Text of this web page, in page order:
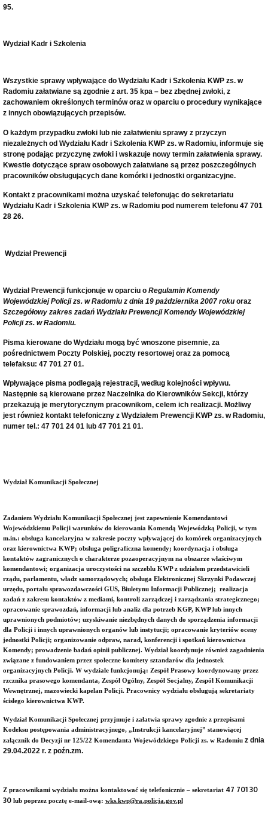
95.
Wydział Kadr i Szkolenia
Wszystkie sprawy wpływające do Wydziału Kadr i Szkolenia KWP zs. w
Radomiu załatwiane są zgodnie z art. 35 kpa – bez zbędnej zwłoki, z
zachowaniem określonych terminów oraz w oparciu o procedury wynikające
z innych obowiązujących przepisów.
O każdym przypadku zwłoki lub nie załatwieniu sprawy z przyczyn
niezależnych od Wydziału Kadr i Szkolenia KWP zs. w Radomiu, informuje się
stronę podając przyczynę zwłoki i wskazuje nowy termin załatwienia sprawy.
Kwestie dotyczące spraw osobowych załatwiane są przez poszczególnych
pracowników obsługujących dane komórki i jednostki organizacyjne.
Kontakt z pracownikami można uzyskać telefonując do sekretariatu
Wydziału Kadr i Szkolenia KWP zs. w Radomiu pod numerem telefonu 47 701
28 26.
Wydział Prewencji
Wydział Prewencji funkcjonuje w oparciu o Regulamin Komendy
Wojewódzkiej Policji zs. w Radomiu z dnia 19 października 2007 roku oraz
Szczegółowy zakres zadań Wydziału Prewencji Komendy Wojewódzkiej
Policji zs. w Radomiu.
Pisma kierowane do Wydziału mogą być wnoszone pisemnie, za
pośrednictwem Poczty Polskiej, poczty resortowej oraz za pomocą
telefaksu: 47 701 27 01.
Wpływające pisma podlegają rejestracji, według kolejności wpływu.
Następnie są kierowane przez Naczelnika do Kierowników Sekcji, którzy
przekazują je merytorycznym pracownikom, celem ich realizacji. Możliwy
jest również kontakt telefoniczny z Wydziałem Prewencji KWP zs. w Radomiu,
numer tel.: 47 701 24 01 lub 47 701 21 01.
Wydział Komunikacji Społecznej
Zadaniem Wydziału Komunikacji Społecznej jest zapewnienie Komendantowi
Wojewódzkiemu Policji warunków do kierowania Komendą Wojewódzką Policji, w tym
m.in.: obsługa kancelaryjna w zakresie poczty wpływającej do komórek organizacyjnych
oraz kierownictwa KWP; obsługa poligraficzna komendy; koordynacja i obsługa
kontaktów zagranicznych o charakterze pozaoperacyjnym na obszarze właściwym
komendantowi; organizacja uroczystości na szczeblu KWP z udziałem przedstawicieli
rządu, parlamentu, władz samorządowych; obsługa Elektronicznej Skrzynki Podawczej
urzędu, portalu sprawozdawczości GUS, Biuletynu Informacji Publicznej; realizacja
zadań z zakresu kontaktów z mediami, kontroli zarządczej i zarządzania strategicznego;
opracowanie sprawozdań, informacji lub analiz dla potrzeb KGP, KWP lub innych
uprawnionych podmiotów; uzyskiwanie niezbędnych danych do sporządzenia informacji
dla Policji i innych uprawnionych organów lub instytucji; opracowanie kryteriów oceny
jednostki Policji; organizowanie odpraw, narad, konferencji i spotkań kierownictwa
Komendy; prowadzenie badań opinii publicznej. Wydział koordynuje również zagadnienia
związane z fundowaniem przez społeczne komitety sztandarów dla jednostek
organizacyjnych Policji. W wydziale funkcjonują: Zespół Prasowy koordynowany przez
rzcznika prasowego komendanta, Zespół Ogólny, Zespół Socjalny, Zespół Komunikacji
Wewnętrznej, mazowiecki kapelan Policji. Pracownicy wydziału obsługują sekretariaty
ścisłego kierownictwa KWP.
Wydział Komunikacji Społecznej przyjmuje i załatwia sprawy zgodnie z przepisami
Kodeksu postępowania administracyjnego, „Instrukcji kancelaryjnej” stanowiącej
załącznik do Decyzji nr 125/22 Komendanta Wojewódzkiego Policji zs. w Radomiu z dnia
29.04.2022 r. z poźn.zm.
Z pracownikami wydziału można kontaktować się telefonicznie – sekretariat 47 701 30
30lub poprzez pocztę e-mail-ową: wks.kwp@ra.policja.gov.pl